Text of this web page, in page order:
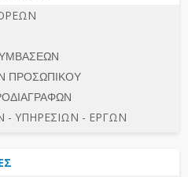
ΣΥΜΜΕΤΟΧΗΣ
Α.Ε.Π.Π. - Ε.Α.ΔΗ.ΣΥ.
ΣΥΜΜΕΤΟΧΗΣ
ΣΥΜΜΕΤΟΧΗΣ
ΠΡΟΣΩΠΙΚΟΥ
- ΥΠΗΡΕΣΙΩΝ - ΕΡΓΩΝ